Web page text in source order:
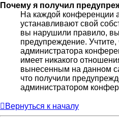
Почему я получил
На каждой конференции
устанавливают свой
вы нарушили правило,
предупреждение.
администратора
имеет никакого
вынесенным на данном
что получили
администратором
Вернуться к началу